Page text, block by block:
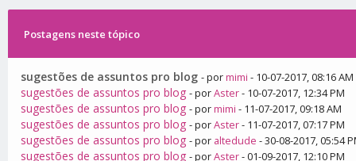
Postagens neste tópico
sugestões de assuntos pro blog - pormimi - 10-07-2017, 08:16 AM
sugestões de assuntos pro blog - porAster- 10-07-2017, 12:34 PM
sugestões de assuntos pro blog - pormimi - 11-07-2017, 09:18 AM
sugestões de assuntos pro blog - porAster- 11-07-2017, 07:17 PM
sugestões de assuntos pro blog - por altedude - 30-08-2017, 05:54
sugestões de assuntos pro blog - porAster- 01-09-2017, 12:10 PM